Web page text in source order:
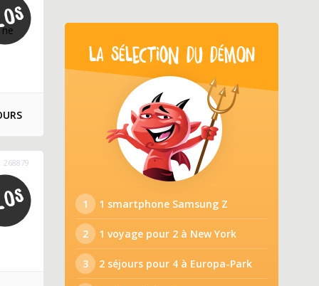
268879
LA SÉLECTION DU DÉMON
1 1 smartphone Samsung Z
2 1 voyage pour 2 à New York
3 2 séjours pour 4 à Europa-Park